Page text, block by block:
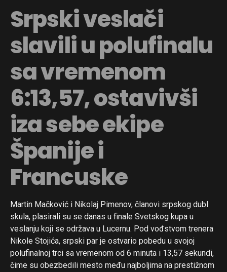
Srpski veslači
slavili u polufinalu
sa vremenom
6:13,57, ostavivši
iza sebe ekipe
Španije i
Francuske
Martin Mačković i Nikolaj Pimenov, članovi srpskog dubl
skula, plasirali su se danas u finale Svetskog kupa u
veslanju koji se održava u Lucernu. Pod vođstvom trenera
Nikole Stojića, srpski par je ostvario pobedu u svojoj
polufinalnoj trci sa vremenom od 6 minuta i 13,57 sekundi,
čime su obezbedili mesto među najboljima na prestižnom